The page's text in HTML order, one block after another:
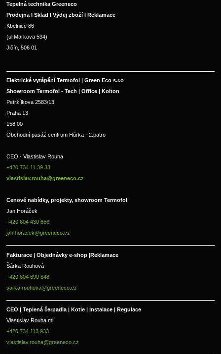
Tepelná technika Greeneco
Prodejna I Sklad I Výdej zboží I Reklamace
Kbelnice 86
(ul.Markova 534)
Jičín, 506 01
Elektrické vytápění Termofol | Green Eco s.r.o
Showroom Termofol - Tech | Office | Kolton
Petržílkova 2583/13
Praha 13
158 00
Obchodní pasáž centrum Hůrka - 2.patro
CEO - Vlastislav Rouha
+420 734 11 39 33
vlastislav.rouha@greeneco.cz
Cenové nabídky, projekty, showroom Termofol
Jan Horáček
+420 604 430 656
jan.horacek@greeneco.cz
Fakturace | Objednávky e-shop |Reklamace
Šárka Rouhová
+420 604 690 848
sarka.rouhova@greeneco.cz
CEO | Teplená čerpadla | Kotle | Instalace | Regulace
Vlastislav Rouha ml.
+420 734 113 933
vlastislav.rouha@greeneco.cz